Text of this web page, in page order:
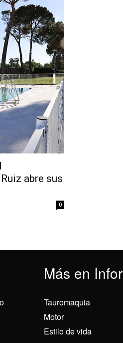
abre sus
0
Más en
Tauromaquia
Motor
Estilo de vida